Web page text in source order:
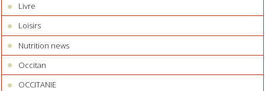
Livre
Loisirs
Nutrition news
Occitan
OCCITANIE